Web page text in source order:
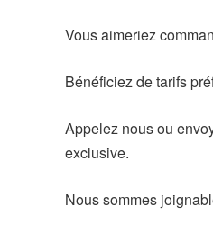
Vous aimeriez
Bénéficiez de tarifs
Appelez nous ou
exclusive.
Nous sommes